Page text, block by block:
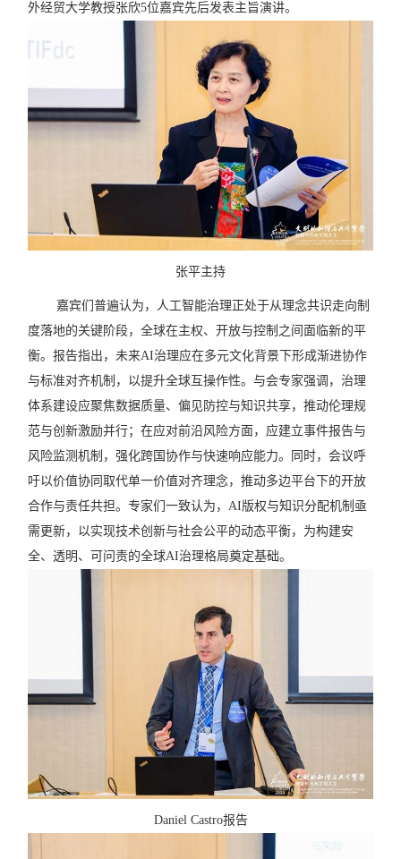
外经贸大学教授张欣5位嘉宾先后发表主旨演讲。
张平主持
嘉宾们普遍认为，人工智能治理正处于从理念共识走向制
度落地的关键阶段，全球在主权、开放与控制之间面临新的平
衡。报告指出，未来AI治理应在多元文化背景下形成渐进协作
与标准对齐机制，以提升全球互操作性。与会专家强调，治理
体系建设应聚焦数据质量、偏见防控与知识共享，推动伦理规
范与创新激励并行；在应对前沿风险方面，应建立事件报告与
风险监测机制，强化跨国协作与快速响应能力。同时，会议呼
吁以价值协同取代单一价值对齐理念，推动多边平台下的开放
合作与责任共担。专家们一致认为，AI版权与知识分配机制亟
需更新，以实现技术创新与社会公平的动态平衡，为构建安
全、透明、可问责的全球AI治理格局奠定基础。
Daniel Castro报告